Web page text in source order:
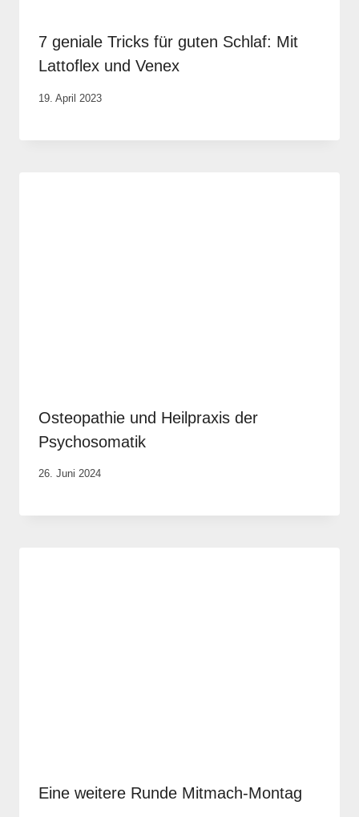
7 geniale Tricks für guten Schlaf: Mit
Lattoflex und Venex
Von
Portwich
19. April 2023
Osteopathie und Heilpraxis der
Psychosomatik
Von
Krause
26. Juni 2024
Eine weitere Runde Mitmach-Montag